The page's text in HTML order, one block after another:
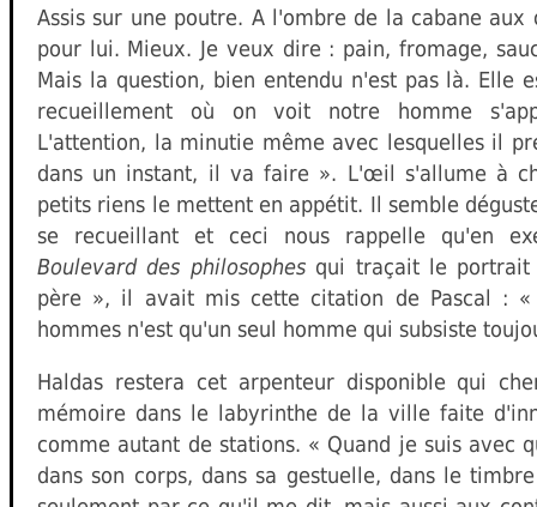
Assis sur une poutre. A l'ombre de la cabane aux
pour lui. Mieux. Je veux dire : pain, fromage,
Mais la question, bien entendu n'est pas là. Elle
recueillement où on voit notre homme
L'attention, la minutie même avec lesquelles il
dans un instant, il va faire ». L'œil s'allume à
petits riens le mettent en appétit. Il semble
se recueillant et ceci nous rappelle qu'en
Boulevard des philosophesqui traçait le portrait
père », il avait mis cette citation de Pascal : «
hommes n'est qu'un seul homme qui subsiste
Haldas restera cet arpenteur disponible qui
mémoire dans le labyrinthe de la ville faite
comme autant de stations. « Quand je suis avec
dans son corps, dans sa gestuelle, dans le